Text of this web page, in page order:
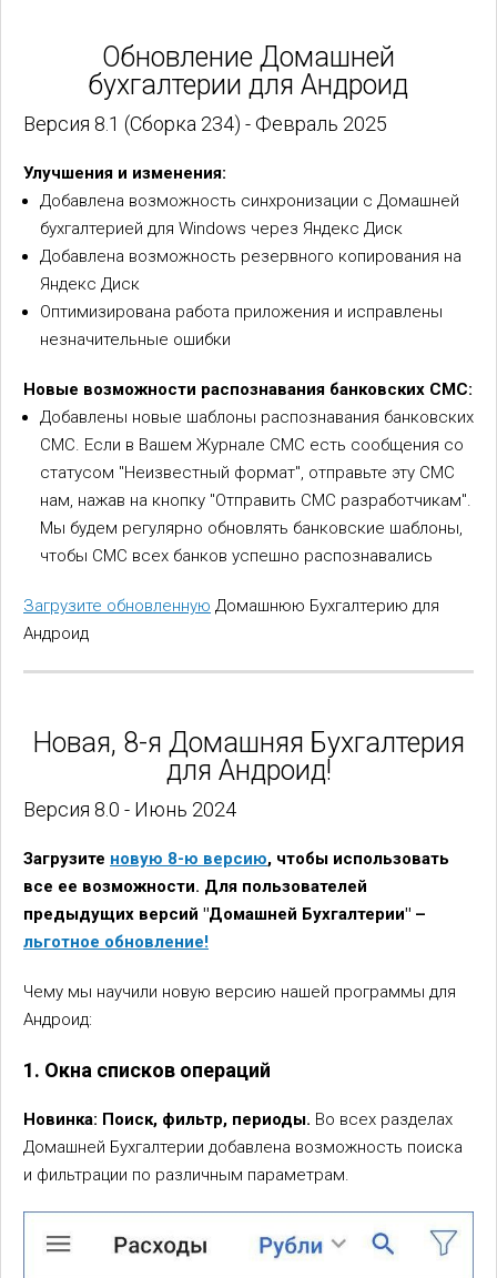
Обновление Домашней
бухгалтерии для Андроид
Версия 8.1 (Сборка 234) - Февраль 2025
Улучшения и изменения:
Добавлена возможность синхронизации с Домашней
бухгалтерией для Windows через Яндекс Диск
Добавлена возможность резервного копирования на
Яндекс Диск
Оптимизирована работа приложения и исправлены
незначительные ошибки
Новые возможности распознавания банковских СМС:
Добавлены новые шаблоны распознавания банковских
СМС. Если в Вашем Журнале СМС есть сообщения со
статусом "Неизвестный формат", отправьте эту СМС
нам, нажав на кнопку "Отправить СМС разработчикам".
Мы будем регулярно обновлять банковские шаблоны,
чтобы СМС всех банков успешно распознавались
Загрузите обновленную Домашнюю Бухгалтерию для
Андроид
Новая, 8-я Домашняя Бухгалтерия
для Андроид!
Версия 8.0 - Июнь 2024
Загрузите новую 8-ю версию, чтобы использовать
все ее возможности. Для пользователей
предыдущих версий "Домашней Бухгалтерии" –
льготное обновление!
Чему мы научили новую версию нашей программы для
Андроид:
1. Окна списков операций
Новинка: Поиск, фильтр, периоды. Во всех разделах
Домашней Бухгалтерии добавлена возможность поиска
и фильтрации по различным параметрам.